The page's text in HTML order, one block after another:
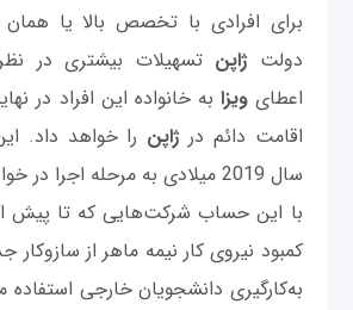
برای افرادی با تخصص بالا یا همان
دولت ژاپنتسهیلات بیشتری در
اعطایویزا به خانواده این افراد در
اقامت دائم در ژاپن را خواهد داد.
سال 2019 میلادی به مرحله اجرا در خواهد آمد.
با این حساب شرکت‌هایی که تا پیش
کمبود نیروی کار نیمه ماهر از سازوکار
به‌کارگیری دانشجویان خارجی استفاده